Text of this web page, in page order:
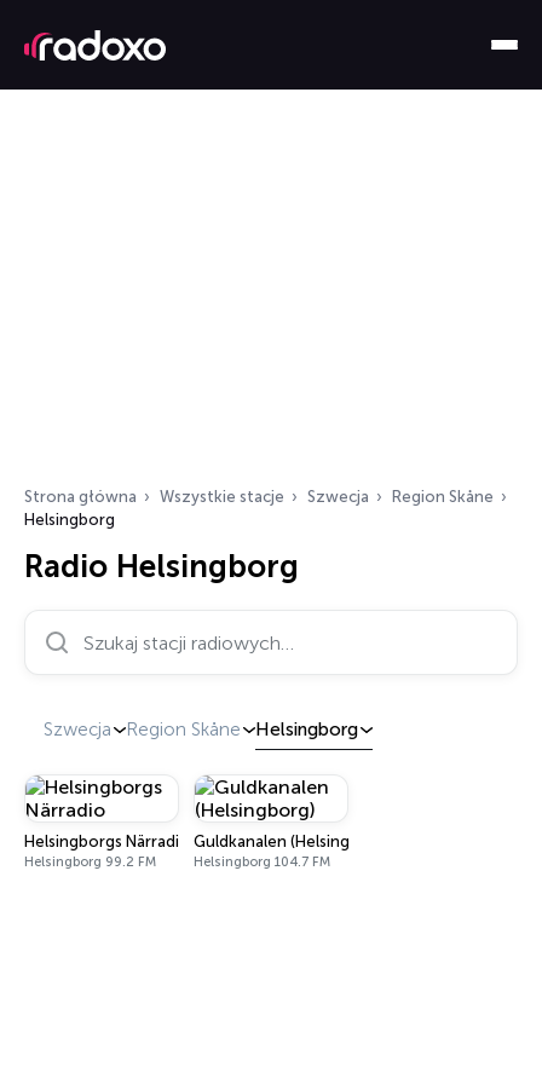
Strona główna Wszystkie stacje Szwecja
Region Skåne
Helsingborg
Radio Helsingborg
Szwecja Region Skåne Helsingborg
Helsingborgs Närradio
Helsingborg 99.2 FM
Guldkanalen (Helsingborg)
Helsingborg 104.7 FM